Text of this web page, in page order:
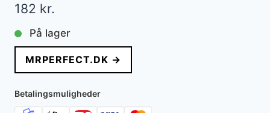
182 kr.
På lager
MRPERFECT.DK →
Betalingsmuligheder